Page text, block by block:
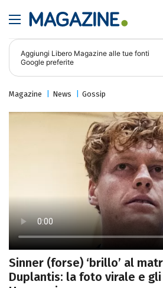
Aggiungi Libero Magazine alle tue fonti
Google preferite
Magazine News Gossip
Sinner (forse) ‘brillo’ al
Duplantis: la foto virale e